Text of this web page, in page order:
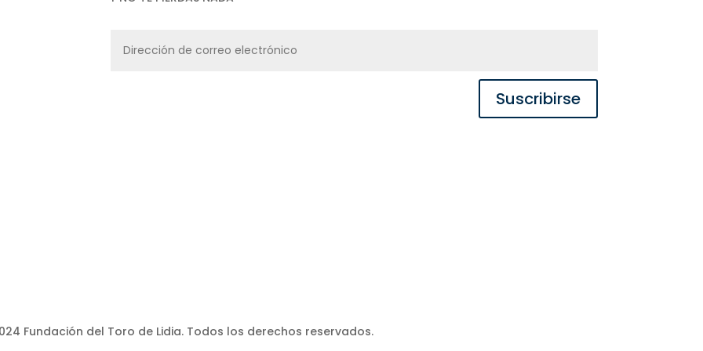
Suscribirse
Fundación del Toro de Lidia. Todos los derechos reservados.